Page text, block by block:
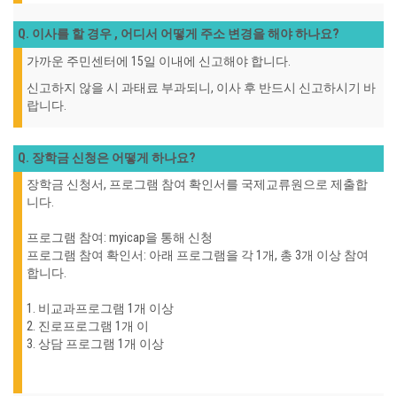
Q. 이사를 할 경우 , 어디서 어떻게 주소 변경을 해야 하나요?
가까운 주민센터에 15일 이내에 신고해야 합니다.
신고하지 않을 시 과태료 부과되니, 이사 후 반드시 신고하시기 바
랍니다.
Q. 장학금 신청은 어떻게 하나요?
장학금 신청서, 프로그램 참여 확인서를 국제교류원으로 제출합
니다.
프로그램 참여: myicap을 통해 신청
프로그램 참여 확인서: 아래 프로그램을 각 1개, 총 3개 이상 참여
합니다.
1. 비교과프로그램 1개 이상
2. 진로프로그램 1개 이
3. 상담 프로그램 1개 이상